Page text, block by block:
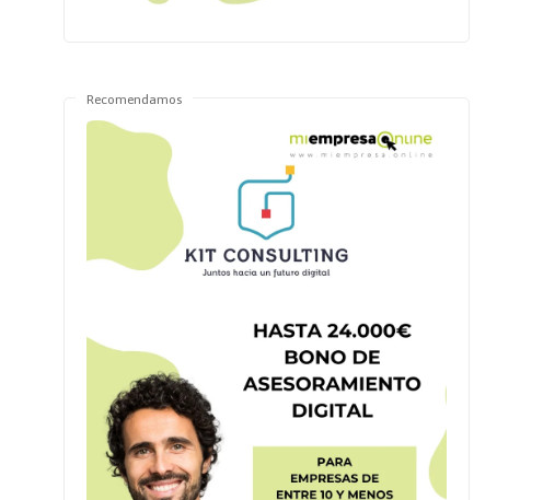
Recomendamos